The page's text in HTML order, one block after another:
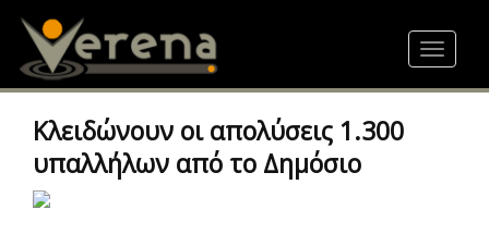
content
Toggle
Κλειδώνουν οι απολύσεις 1.300
υπαλλήλων από το Δημόσιο